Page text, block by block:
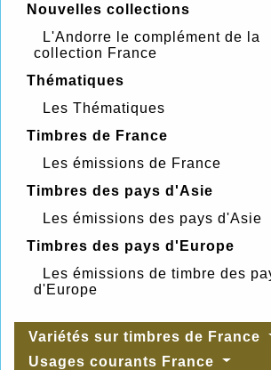
Nouvelles collections
L'Andorre le complément de la
collection France
Thématiques
Les Thématiques
Timbres de France
Les émissions de France
Timbres des pays d'Asie
Les émissions des pays d'Asie
Timbres des pays d'Europe
Les émissions de timbre des
d'Europe
Variétés sur timbres de France
Usages courants France